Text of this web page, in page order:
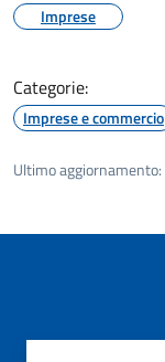
Imprese
Categorie:
Imprese e commercio
Ultimo aggiornamento: